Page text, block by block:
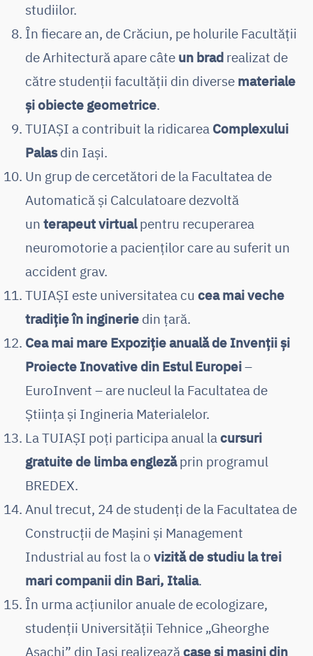
studiilor.
În fiecare an, de Crăciun, pe holurile Facultății
de Arhitectură apare câte un brad realizat de
către studenții facultății din diverse materiale
și obiecte geometrice.
TUIAȘI a contribuit la ridicarea Complexului
Palasdin Iași.
Un grup de cercetători de la Facultatea de
Automatică și Calculatoare dezvoltă
un terapeut virtualpentru recuperarea
neuromotorie a pacienților care au suferit un
accident grav.
TUIAȘI este universitatea cu cea mai veche
tradiție în inginerie din țară.
Cea mai mare Expoziție anuală de Invenții și
Proiecte Inovative din Estul Europei–
EuroInvent – are nucleul la Facultatea de
Știința și Ingineria Materialelor.
La TUIAȘI poți participa anual lacursuri
gratuite de limba englezăprin programul
BREDEX.
Anul trecut, 24 de studenți de la Facultatea de
Construcții de Mașini și Management
Industrial au fost la o vizită de studiu la trei
mari companii din Bari, Italia.
În urma acțiunilor anuale de ecologizare,
studenții Universității Tehnice „Gheorghe
Asachi” din Iași realizează case și mașini din